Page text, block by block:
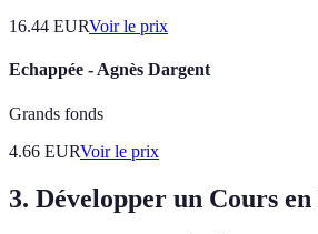
16.44 EURVoir le prix
Echappée - Agnès Dargent
Grands fonds
4.66 EURVoir le prix
3. Développer un Cours